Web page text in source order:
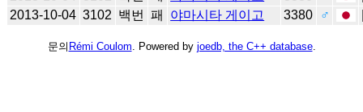
2013-10-04 3102 백번 패 야마시타 게이고 3380 ♂
문의 Rémi Coulom . Powered by joedb, the C++ database.